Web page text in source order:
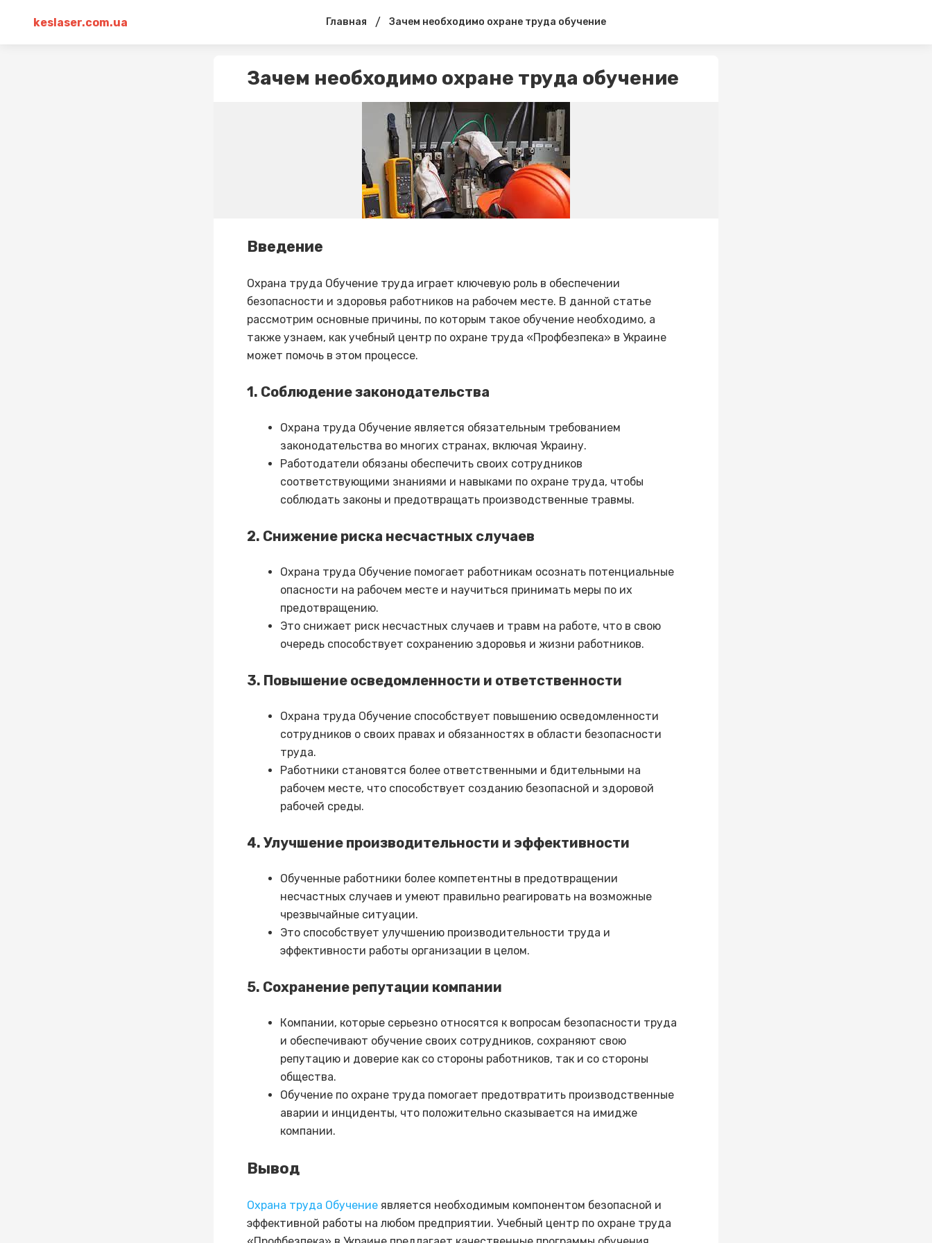
keslaser.com.ua Главная / Зачем необходимо охране труда обучение
Зачем необходимо охране труда обучение
Введение
Охрана труда Обучение труда играет ключевую роль в обеспечении
безопасности и здоровья работников на рабочем месте. В данной статье
рассмотрим основные причины, по которым такое обучение необходимо, а
также узнаем, как учебный центр по охране труда «Профбезпека» в Украине
может помочь в этом процессе.
1. Соблюдение законодательства
Охрана труда Обучение является обязательным требованием
законодательства во многих странах, включая Украину.
Работодатели обязаны обеспечить своих сотрудников
соответствующими знаниями и навыками по охране труда, чтобы
соблюдать законы и предотвращать производственные травмы.
2. Снижение риска несчастных случаев
Охрана труда Обучение помогает работникам осознать потенциальные
опасности на рабочем месте и научиться принимать меры по их
предотвращению.
Это снижает риск несчастных случаев и травм на работе, что в свою
очередь способствует сохранению здоровья и жизни работников.
3. Повышение осведомленности и ответственности
Охрана труда Обучение способствует повышению осведомленности
сотрудников о своих правах и обязанностях в области безопасности
труда.
Работники становятся более ответственными и бдительными на
рабочем месте, что способствует созданию безопасной и здоровой
рабочей среды.
4. Улучшение производительности и эффективности
Обученные работники более компетентны в предотвращении
несчастных случаев и умеют правильно реагировать на возможные
чрезвычайные ситуации.
Это способствует улучшению производительности труда и
эффективности работы организации в целом.
5. Сохранение репутации компании
Компании, которые серьезно относятся к вопросам безопасности труда
и обеспечивают обучение своих сотрудников, сохраняют свою
репутацию и доверие как со стороны работников, так и со стороны
общества.
Обучение по охране труда помогает предотвратить производственные
аварии и инциденты, что положительно сказывается на имидже
компании.
Вывод
Охрана труда Обучение является необходимым компонентом безопасной и
эффективной работы на любом предприятии. Учебный центр по охране труда